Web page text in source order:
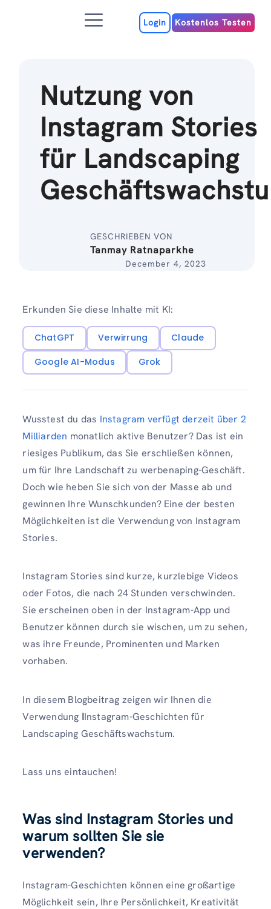
MenuLogin Kostenlos Testen
Nutzung von
Instagram Stories
für Landscaping
GESCHRIEBEN VON
Tanmay Ratnaparkhe
December 4, 2023
Erkunden Sie diese Inhalte mit KI:
ChatGPT Verwirrung
Claude
Google AI-Modus
Grok
Wusstest du das Instagram verfügt derzeit über 2
Milliarden monatlich aktive Benutzer? Das ist ein
riesiges Publikum, das Sie erschließen können,
um für Ihre Landschaft zu werbenaping-Geschäft.
Doch wie heben Sie sich von der Masse ab und
gewinnen Ihre Wunschkunden? Eine der besten
Möglichkeiten ist die Verwendung von Instagram
Stories.
Instagram Stories sind kurze, kurzlebige Videos
oder Fotos, die nach 24 Stunden verschwinden.
Sie erscheinen oben in der Instagram-App und
Benutzer können durch sie wischen, um zu sehen,
was ihre Freunde, Prominenten und Marken
vorhaben.
In diesem Blogbeitrag zeigen wir Ihnen die
Verwendung IInstagram-Geschichten für
Landscaping Geschäftswachstum.
Lass uns eintauchen!
Was sind Instagram Stories und
warum sollten Sie sie
verwenden?
Instagram-Geschichten können eine großartige
Möglichkeit sein, Ihre Persönlichkeit, Kreativität